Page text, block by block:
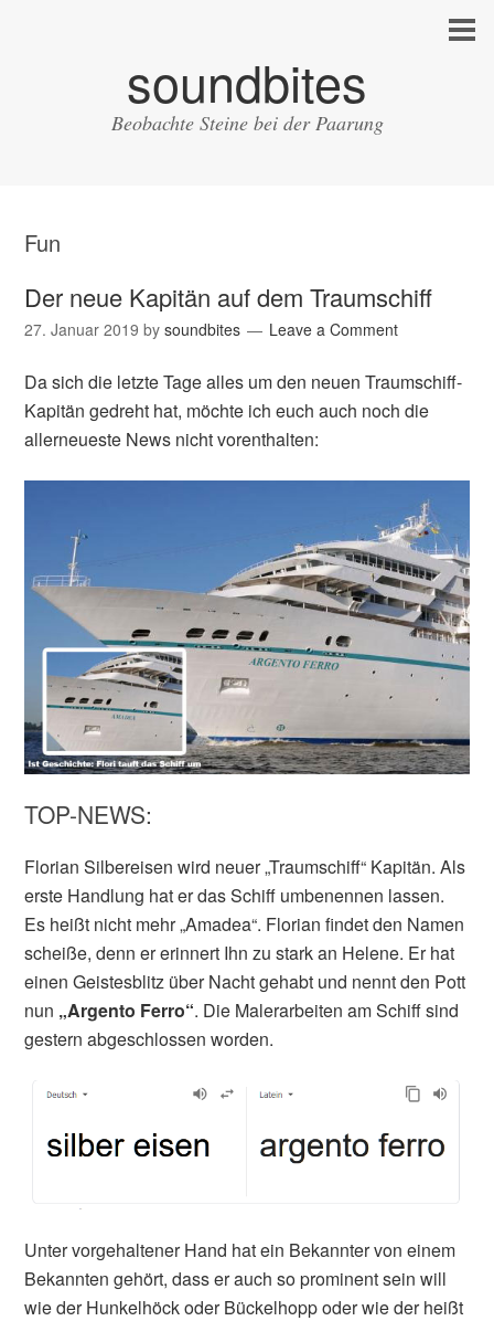
soundbites
Beobachte Steine bei der Paarung
Fun
Der neue Kapitän auf dem Traumschiff
27. Januar 2019 bysoundbites Leave a Comment
Da sich die letzte Tage alles um den neuen Traumschiff-
Kapitän gedreht hat, möchte ich euch auch noch die
allerneueste News nicht vorenthalten:
TOP-NEWS:
Florian Silbereisen wird neuer „Traumschiff“ Kapitän. Als
erste Handlung hat er das Schiff umbenennen lassen.
Es heißt nicht mehr „Amadea“. Florian findet den Namen
scheiße, denn er erinnert Ihn zu stark an Helene. Er hat
einen Geistesblitz über Nacht gehabt und nennt den Pott
nun „Argento Ferro“. Die Malerarbeiten am Schiff sind
gestern abgeschlossen worden.
Unter vorgehaltener Hand hat ein Bekannter von einem
Bekannten gehört, dass er auch so prominent sein will
wie der Hunkelhöck oder Bückelhopp oder wie der heißt